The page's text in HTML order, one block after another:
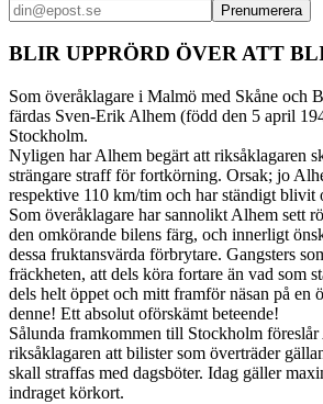
Prenumerera
BLIR UPPRÖRD ÖVER ATT
Som överåklagare i Malmö med Skåne och
färdas Sven-Erik Alhem (född den 5 april
Stockholm.
Nyligen har Alhem begärt att riksåklagaren
strängare straff för fortkörning. Orsak; jo
respektive 110 km/tim och har ständigt blivit
Som överåklagare har sannolikt Alhem sett
den omkörande bilens färg, och innerligt
dessa fruktansvärda förbrytare. Gangsters
fräckheten, att dels köra fortare än vad som
dels helt öppet och mitt framför näsan på en
denne! Ett absolut oförskämt beteende!
Sålunda framkommen till Stockholm
riksåklagaren att bilister som överträder
skall straffas med dagsböter. Idag gäller
indraget körkort.